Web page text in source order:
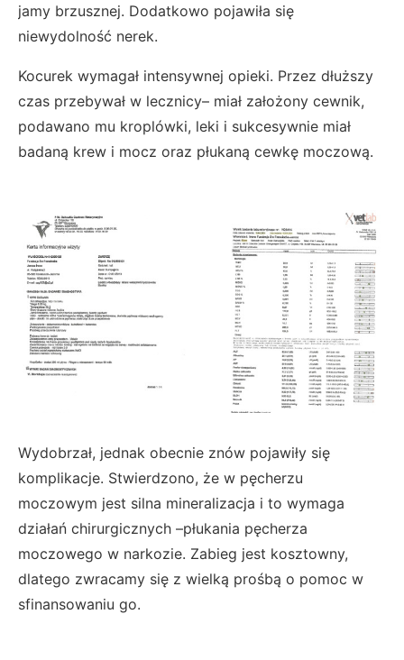
jamy brzusznej. Dodatkowo pojawiła się
niewydolność nerek.
Kocurek wymagał intensywnej opieki. Przez dłuższy
czas przebywał w lecznicy– miał założony cewnik,
podawano mu kroplówki, leki i sukcesywnie miał
badaną krew i mocz oraz płukaną cewkę moczową.
Wydobrzał, jednak obecnie znów pojawiły się
komplikacje. Stwierdzono, że w pęcherzu
moczowym jest silna mineralizacja i to wymaga
działań chirurgicznych –płukania pęcherza
moczowego w narkozie. Zabieg jest kosztowny,
dlatego zwracamy się z wielką prośbą o pomoc w
sfinansowaniu go.